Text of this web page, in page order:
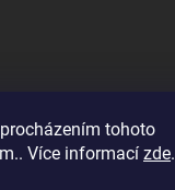
tohoto
Více informací zde.